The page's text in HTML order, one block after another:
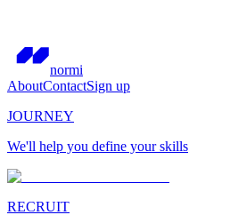
normi
AboutContactSign up
JOURNEY
We'll help you define your skills
RECRUIT